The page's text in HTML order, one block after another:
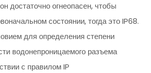
достаточно огнеопасен, чтобы
состоянии, тогда это IP68.
для определения степени
водонепроницаемого разъема
с правилом IP